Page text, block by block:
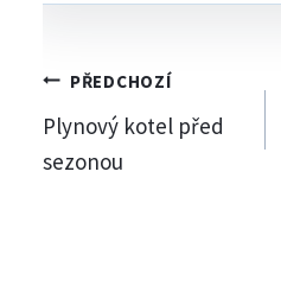
Navigace
pro
PŘEDCHOZÍ
Plynový kotel před
sezonou